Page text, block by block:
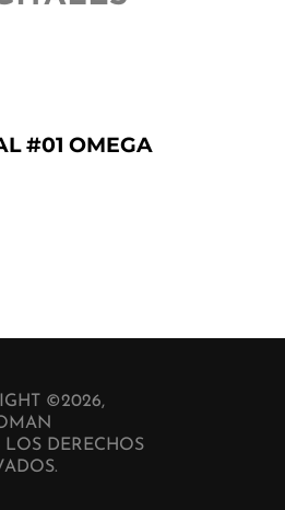
#01 OMEGA
©2026,
LOS DERECHOS